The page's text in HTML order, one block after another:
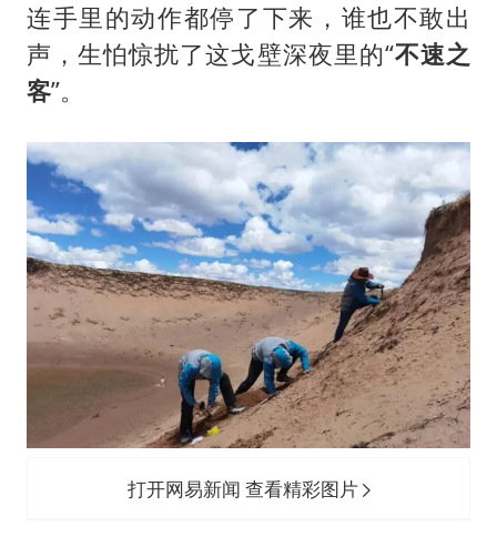
连手里的动作都停了下来，谁也不敢出
声，生怕惊扰了这戈壁深夜里的“不速之
客”。
打开网易新闻 查看精彩图片